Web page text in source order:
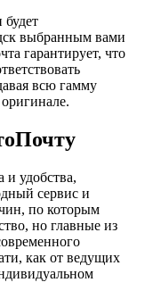
будет
выбранным вами
гарантирует, что
всю гамму
и удобства,
сервис и
по которым
но главные из
как от ведущих